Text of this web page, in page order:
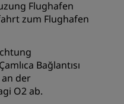
Flughafen
zum Flughafen
Bağlantısı
der
O2 ab.